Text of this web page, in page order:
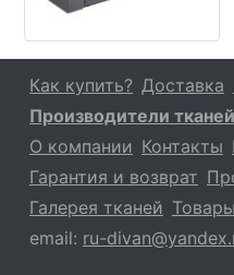
Как купить? Доставка
Производители тканей
О компании Контакты
Гарантия и возврат
Галерея тканей
email: ru-